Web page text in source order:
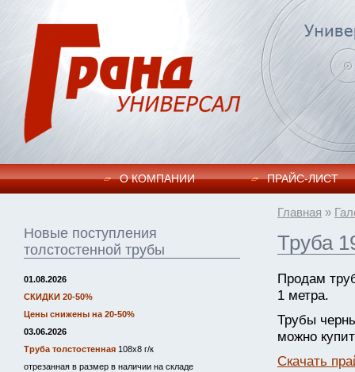
О КОМПАНИИ ПРАЙC-ЛИСТ
Новые поступления
толстостенной трубы
01.08.2026
СКИДКИ 20-50%
Цены снижены на 20-50%
03.06.2026
Труба толстостенная 108х8 г/к
отрезанная в размер в наличии на складе
Главная »
Труба
Продам
1 метра.
Трубы
можно
Скачать